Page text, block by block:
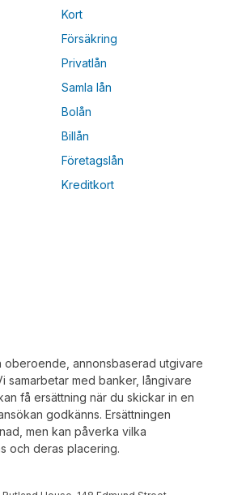
Kort
Försäkring
Privatlån
Samla lån
Bolån
Billån
Företagslån
Kreditkort
oberoende, annonsbaserad utgivare
samarbetar med banker, långivare
få ersättning när du skickar in en
godkänns. Ersättningen
men kan påverka vilka
och deras placering.